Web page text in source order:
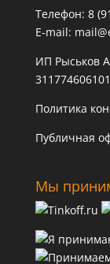
Телефон: 8
E-mail:
ИП Рыськов
Политика
Публичная
Мы